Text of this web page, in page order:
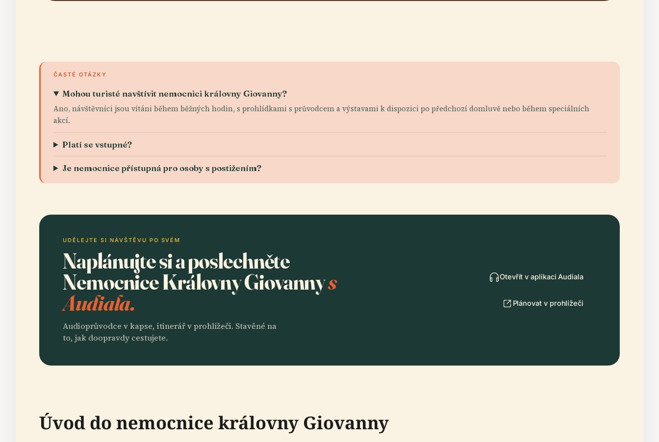
ČASTÉ OTÁZKY
Mohou turisté navštívit nemocnici královny Giovanny?
Ano, návštěvníci jsou vítáni během běžných hodin, s prohlídkami s průvodcem a výstavami k dispozici po předchozí domluvě nebo během speciálních
akcí.
Platí se vstupné?
Je nemocnice přístupná pro osoby s postižením?
UDĚLEJTE SI NÁVŠTĚVU PO SVÉM
Naplánujte si a poslechněte
Nemocnice Královny Giovannys
Audiala.
Audioprůvodce v kapse, itinerář v prohlížeči. Stavěné na
to, jak doopravdy cestujete.
Otevřít v aplikaci Audiala
Plánovat v prohlížeči
Úvod do nemocnice královny Giovanny